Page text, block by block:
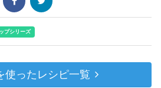
プシリーズ
使ったレシピ一覧